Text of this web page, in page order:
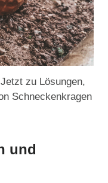
zu Lösungen,
Schneckenkragen
und